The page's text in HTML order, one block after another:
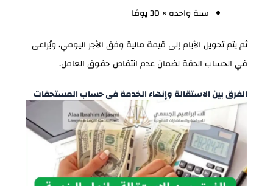
سنة واحدة × 30 يومًا
ثم يتم تحويل الأيام إلى قيمة مالية وفق الأجر اليومي، ويُراعى
في الحساب الدقة لضمان عدم انتقاص حقوق العامل.
الفرق بين الاستقالة وإنهاء الخدمة في حساب المستحقات